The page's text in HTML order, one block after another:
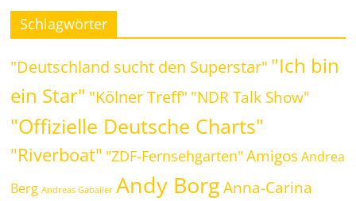
Schlagwörter
"Deutschland sucht den Superstar" "Ich bin
ein Star" "Kölner Treff" "NDR Talk Show"
"Offizielle Deutsche Charts"
"Riverboat" "ZDF-Fernsehgarten" Amigos Andrea
Berg Andreas Gabalier Andy Borg Anna-Carina